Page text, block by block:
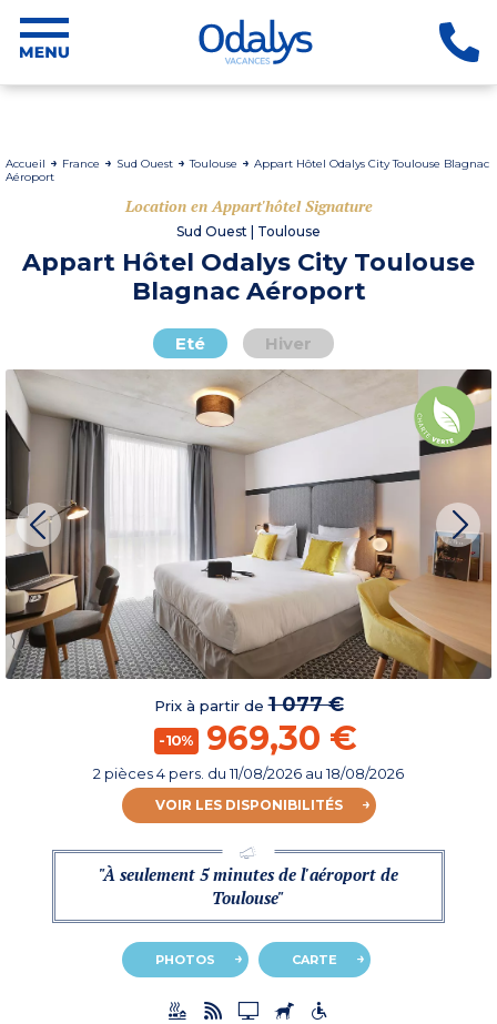
Accueil France Sud Ouest Toulouse
Appart Hôtel Odalys City Toulouse Blagnac
Aéroport
Location en Appart'hôtel Signature
Sud Ouest | Toulouse
Appart Hôtel Odalys City Toulouse
Blagnac Aéroport
Eté Hiver
Prix à partir de1 077 €
-10% 969,30 €
2 pièces 4 pers. du11/08/2026 au 18/08/2026
VOIR LES DISPONIBILITÉS
"À seulement 5 minutes de l'aéroport de
Toulouse"
PHOTOS CARTE